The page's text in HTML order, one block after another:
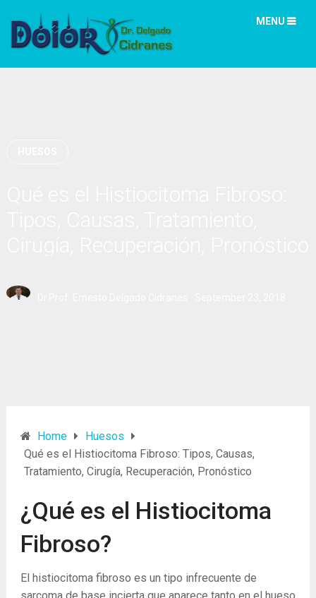
MENU
Home
Huesos
Qué es el Histiocitoma Fibroso: Tipos, Causas,
Tratamiento, Cirugía, Recuperación, Pronóstico
¿Qué es el Histiocitoma
Fibroso?
El histiocitoma fibroso es un tipo infrecuente de